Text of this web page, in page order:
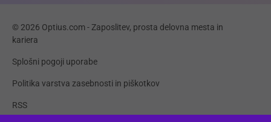
© 2026 Optius.com - Zaposlitev, prosta delovna mesta in
kariera
Splošni pogoji uporabe
Politika varstva zasebnosti in piškotkov
RSS